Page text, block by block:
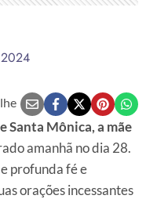
Santa Mônica, a mãe
amanhã no dia 28.
profunda fé e
orações incessantes